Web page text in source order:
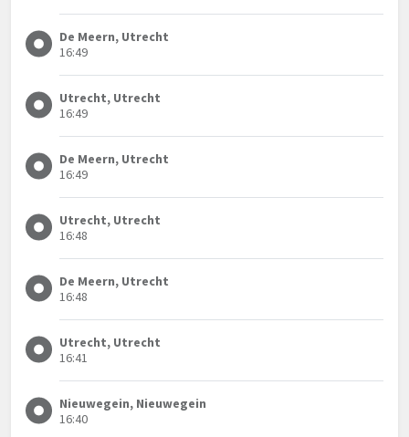
De Meern, Utrecht
16:49
Utrecht, Utrecht
16:49
De Meern, Utrecht
16:49
Utrecht, Utrecht
16:48
De Meern, Utrecht
16:48
Utrecht, Utrecht
16:41
Nieuwegein, Nieuwegein
16:40